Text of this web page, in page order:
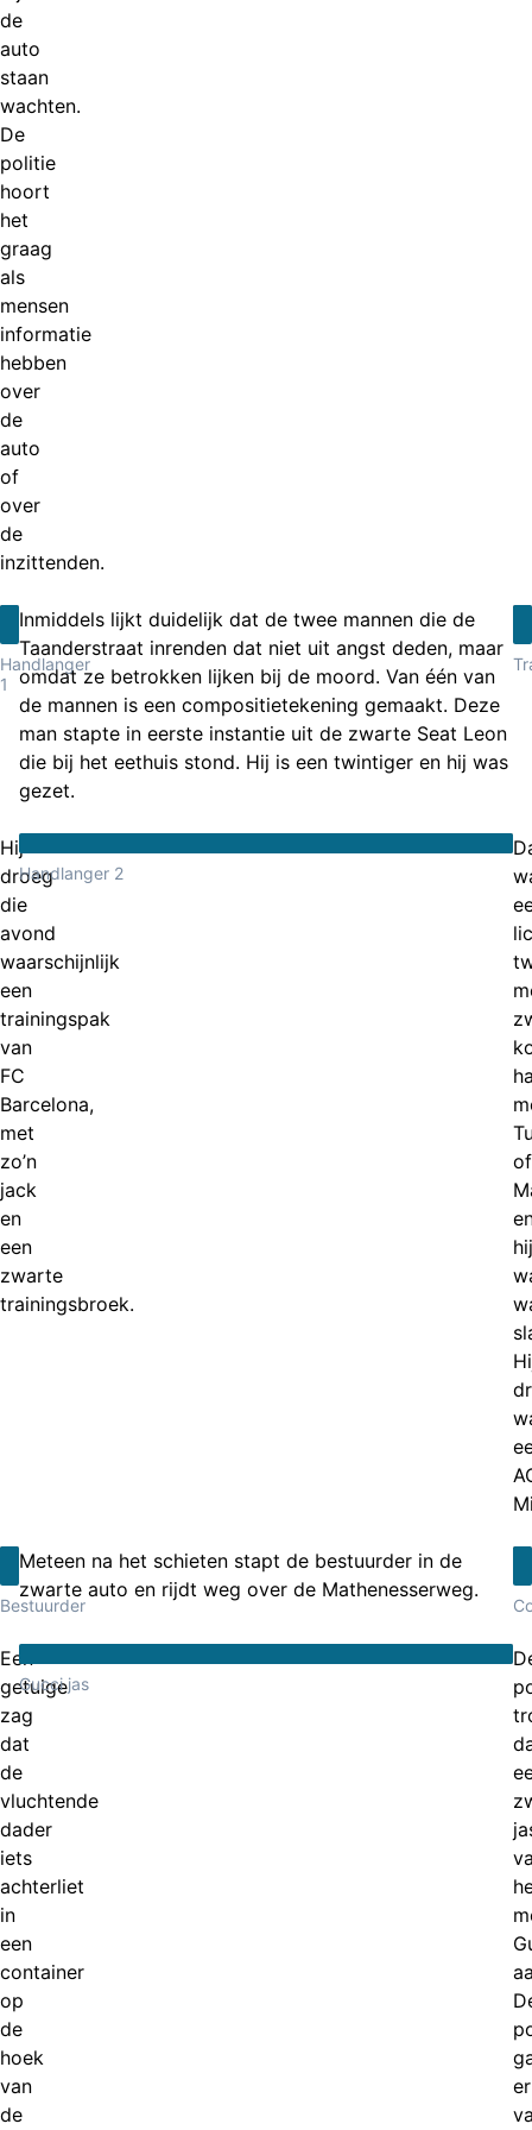
de
auto
staan
wachten.
De
politie
hoort
het
graag
als
mensen
informatie
hebben
over
de
auto
of
over
de
inzittenden.
Handlanger
1
Inmiddels lijkt duidelijk dat de twee mannen die de
Taanderstraat inrenden dat niet uit angst deden, maar
omdat ze betrokken lijken bij de moord. Van één van
de mannen is een compositietekening gemaakt. Deze
man stapte in eerste instantie uit de zwarte Seat Leon
die bij het eethuis stond. Hij is een twintiger en hij was
gezet.
Hij
droeg
die
avond
waarschijnlijk
een
trainingspak
van
FC
Barcelona,
met
zo’n
jack
en
een
zwarte
trainingsbroek.
Handlanger 2
of
hij
Bestuurder
Meteen na het schieten stapt de bestuurder in de
zwarte auto en rijdt weg over de Mathenesserweg.
Een
getuige
zag
dat
de
vluchtende
dader
iets
achterliet
in
een
container
op
de
hoek
van
de
Gucci jas
er